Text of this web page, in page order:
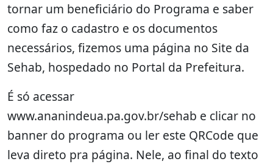
tornar um beneficiário do Programa e saber
como faz o cadastro e os documentos
necessários, fizemos uma página no Site da
Sehab, hospedado no Portal da Prefeitura.
É só acessar
www.ananindeua.pa.gov.br/sehab e clicar no
banner do programa ou ler este QRCode que
leva direto pra página. Nele, ao final do texto